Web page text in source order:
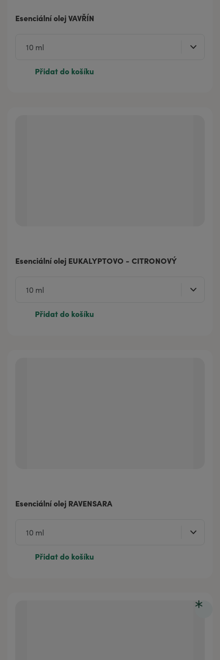
Esenciální olej VAVŘÍN
Přidat do košíku
Esenciální olej EUKALYPTOVO - CITRONOVÝ
Přidat do košíku
Esenciální olej RAVENSARA
Přidat do košíku